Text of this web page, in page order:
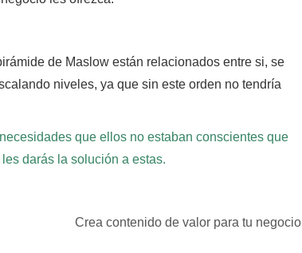
de Maslow están relacionados entre si, se
niveles, ya que sin este orden no tendría
que ellos no estaban conscientes que
darás la solución a estas.
Crea contenido de valor para tu negocio